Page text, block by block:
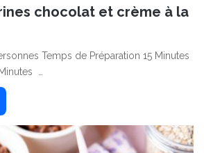
chocolat et crème à la
Temps de Préparation 15 Minutes
…